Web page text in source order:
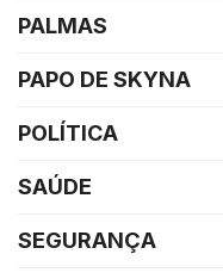
PALMAS
PAPO DE SKYNA
POLÍTICA
SAÚDE
SEGURANÇA